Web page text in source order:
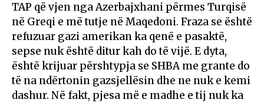
TAP që vjen nga Azerbajxhani përmes Turqisë
në Greqi e më tutje në Maqedoni. Fraza se është
refuzuar gazi amerikan ka qenë e pasaktë,
sepse nuk është ditur kah do të vijë. E dyta,
është krijuar përshtypja se SHBA me grante do
të na ndërtonin gazsjellësin dhe ne nuk e kemi
dashur. Në fakt, pjesa më e madhe e tij nuk ka